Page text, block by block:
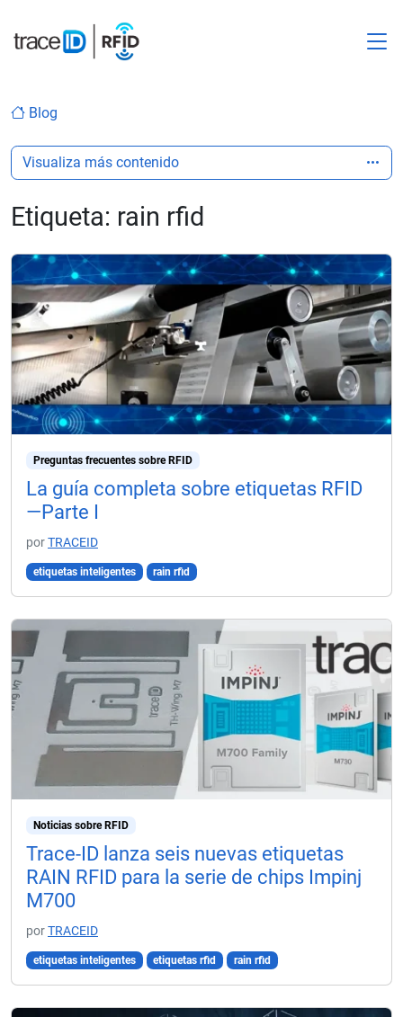
Blog
Etiqueta: rain rfid
Preguntas frecuentes sobre RFID
La guía completa sobre etiquetas RFID
—Parte I
porTRACEID
etiquetas inteligentes rain rfid
Noticias sobre RFID
Trace-ID lanza seis nuevas etiquetas
RAIN RFID para la serie de chips Impinj
M700
porTRACEID
etiquetas inteligentes etiquetas rfid rain rfid
Visualiza más contenido